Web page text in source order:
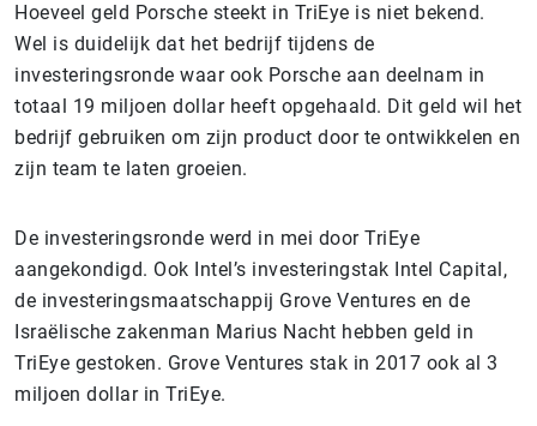
Hoeveel geld Porsche steekt in TriEye is niet bekend.
Wel is duidelijk dat het bedrijf tijdens de
investeringsronde waar ook Porsche aan deelnam in
totaal 19 miljoen dollar heeft opgehaald. Dit geld wil het
bedrijf gebruiken om zijn product door te ontwikkelen en
zijn team te laten groeien.
De investeringsronde werd in mei door TriEye
aangekondigd. Ook Intel’s investeringstak Intel Capital,
de investeringsmaatschappij Grove Ventures en de
Israëlische zakenman Marius Nacht hebben geld in
TriEye gestoken. Grove Ventures stak in 2017 ook al 3
miljoen dollar in TriEye.